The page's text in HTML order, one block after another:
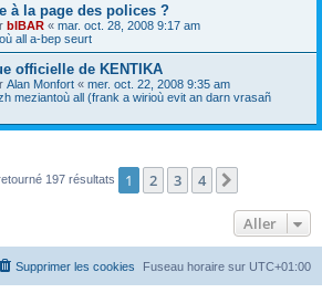
à la page des polices ?
bIBAR « mar. oct. 28, 2008 9:17 am
all a-bep seurt
officielle de KENTIKA
Alan Monfort « mer. oct. 22, 2008 9:35 am
meziantoù all (frank a wirioù evit an darn vrasañ
197 résultats 1 2 3 4
Aller
Fuseau horaire sur UTC+01:00
Supprimer les cookies